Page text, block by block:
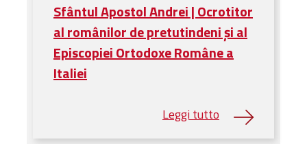
Sfântul Apostol Andrei | Ocrotitor
al românilor de pretutindeni și al
Episcopiei Ortodoxe Române a
Italiei